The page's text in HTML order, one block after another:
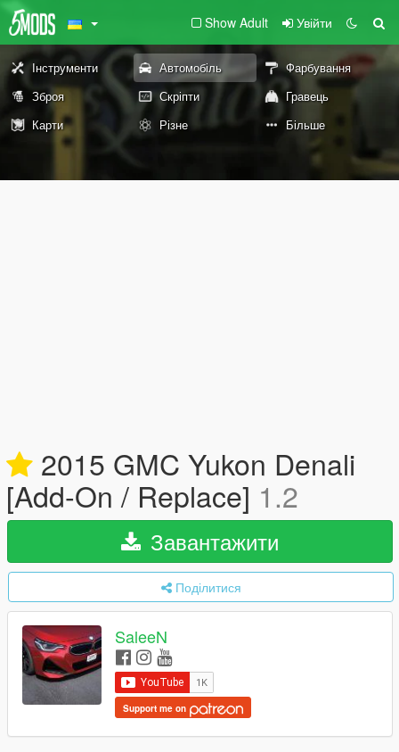
Show Adult Увійти
Інструменти Автомобіль
Фарбування
Зброя
Скріпти
Гравець
Карти
Різне Більше
2015 GMC Yukon Denali
[Add-On / Replace] 1.2
Завантажити
Поділитися
SaleeN
Support me on